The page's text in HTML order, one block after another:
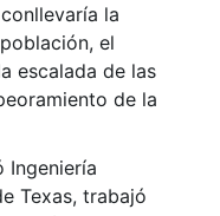
la
el
escalada de las
de la
Ingeniería
Texas, trabajó